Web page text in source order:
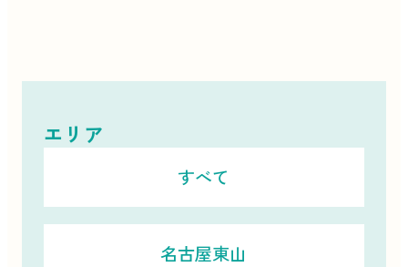
エリア
すべて
名古屋東山